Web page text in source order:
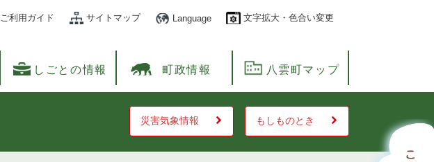
ご利用ガイド サイトマップ Language 文字拡大・色合い変更
しごとの情報 町政情報 八雲町マップ
災害気象情報 もしものとき